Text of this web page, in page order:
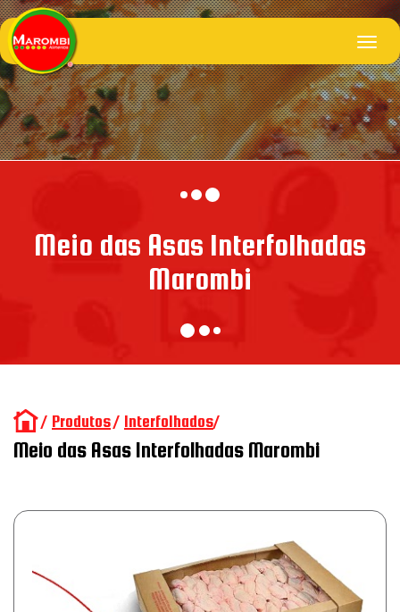
Meio das Asas Interfolhadas
Marombi
/ Produtos/ Interfolhados/
Meio das Asas Interfolhadas Marombi